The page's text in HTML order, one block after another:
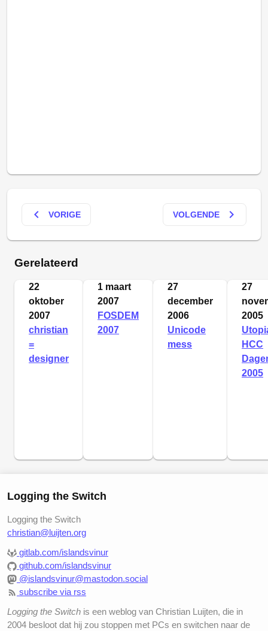
keyboard_arrow_left VORIGE VOLGENDE keyboard_arrow_right
Gerelateerd
22
oktober
2007
christian
=
designer
1 maart
2007
FOSDEM
2007
27
december
2006
Unicode
mess
27
2005
HCC
2005
Logging the Switch
Logging the Switch
christian@luijten.org
gitlab.com/islandsvinur
github.com/islandsvinur
@islandsvinur@mastodon.social
subscribe via rss
Logging the Switch is een weblog van Christian Luijten, die in
2004 besloot dat hij zou stoppen met PCs en switchen naar de